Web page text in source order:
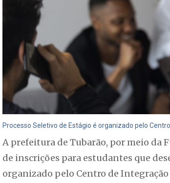
Processo Seletivo de Estágio é organizado pelo
A prefeitura de Tubarão, por meio da
de inscrições para estudantes que
organizado pelo Centro de Integração